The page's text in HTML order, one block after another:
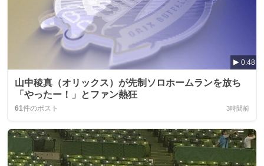
0:48
山中稜真（オリックス）が先制ソロホームランを放ち
「やったー！」とファン熱狂
61件のポスト 3時間前